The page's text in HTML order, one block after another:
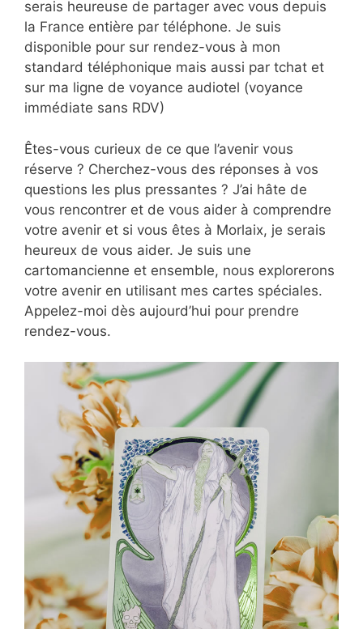
serais heureuse de partager avec vous depuis
la France entière par téléphone. Je suis
disponible pour sur rendez-vous à mon
standard téléphonique mais aussi par tchat et
sur ma ligne de voyance audiotel (voyance
immédiate sans RDV)
Êtes-vous curieux de ce que l’avenir vous
réserve ? Cherchez-vous des réponses à vos
questions les plus pressantes ? J’ai hâte de
vous rencontrer et de vous aider à comprendre
votre avenir et si vous êtes à Morlaix, je serais
heureux de vous aider. Je suis une
cartomancienne et ensemble, nous explorerons
votre avenir en utilisant mes cartes spéciales.
Appelez-moi dès aujourd’hui pour prendre
rendez-vous.